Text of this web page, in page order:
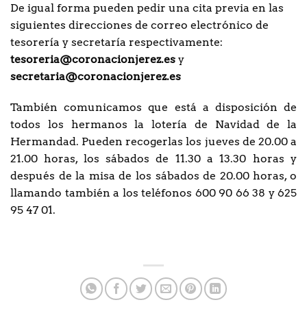
De igual forma pueden pedir una cita previa en las
siguientes direcciones de correo electrónico de
tesorería y secretaría respectivamente:
tesoreria@coronacionjerez.es y
secretaria@coronacionjerez.es
También comunicamos que está a disposición de
todos los hermanos la lotería de Navidad de la
Hermandad. Pueden recogerlas los jueves de 20.00 a
21.00 horas, los sábados de 11.30 a 13.30 horas y
después de la misa de los sábados de 20.00 horas, o
llamando también a los teléfonos 600 90 66 38 y 625
95 47 01.